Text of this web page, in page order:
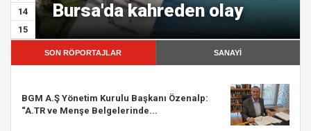
14
15
Bursa'da kahreden olay
SON RÖPORTAJLAR SANAYİ
BGM A.Ş Yönetim Kurulu Başkanı Özenalp:
“A.TR ve Menşe Belgelerinde...